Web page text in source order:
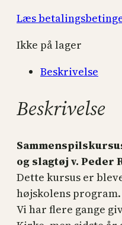
Læs
Ikke på lager
Beskrivelse
Beskrivelse
og slagtøj v. Peder
Dette kursus er
højskolens program.
Vi har flere gange